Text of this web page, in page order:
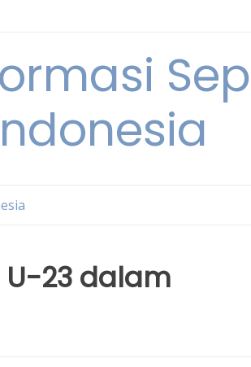
U-23 dalam